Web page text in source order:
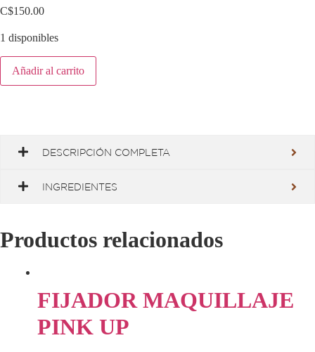
C$150.00
1 disponibles
PINK
UP
LAPIZ
cantidad
Añadir al carrito
DESCRIPCIÓN COMPLETA
INGREDIENTES
Productos relacionados
FIJADOR MAQUILLAJE
PINK UP